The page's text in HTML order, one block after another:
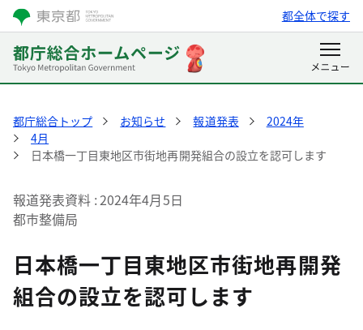
都全体で探す
都庁総合トップ お知らせ 報道発表
2024年
4月
日本橋一丁目東地区市街地再開発組合の設立を認可します
報道発表資料 2024年4月5日
都市整備局
日本橋一丁目東地区市街地再開発
組合の設立を認可します